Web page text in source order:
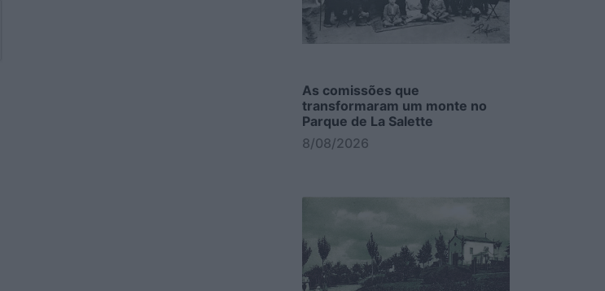
As comissões que
transformaram um monte no
Parque de La Salette
8/08/2026